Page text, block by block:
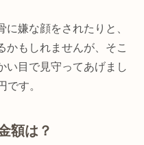
嫌な顔をされたりと、
かもしれませんが、そこ
い目で見守ってあげまし
です。
額は？